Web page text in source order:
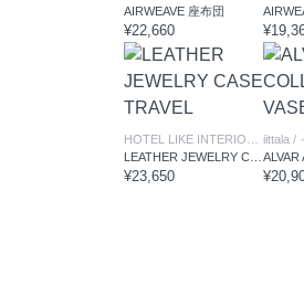
AIRWEAVE 座布団
¥22,660
/ ホテ
¥23,650
iittala /